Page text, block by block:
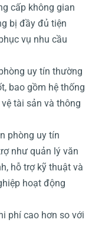
cấp không gian
bị đầy đủ tiện
vụ nhu cầu
uy tín thường
bao gồm hệ thống
tài sản và thông
phòng uy tín
như quản lý văn
hỗ trợ kỹ thuật và
hoạt động
phí cao hơn so với